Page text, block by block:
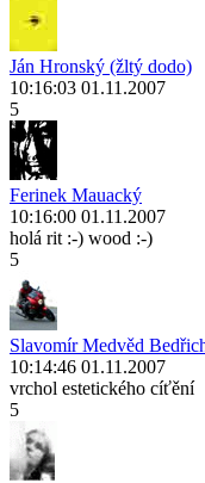
Ján Hronský (žltý dodo)
10:16:03 01.11.2007
5
Ferinek Mauacký
10:16:00 01.11.2007
holá rit :-) wood :-)
5
Slavomír Medvěd
10:14:46 01.11.2007
vrchol estetického cíťění
5